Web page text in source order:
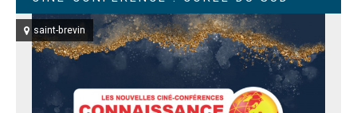
saint-brevin